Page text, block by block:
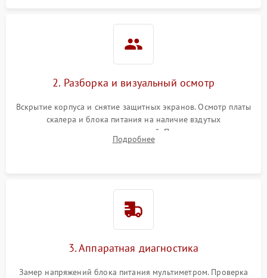
2. Разборка и визуальный осмотр
Вскрытие корпуса и снятие защитных экранов. Осмотр платы
скалера и блока питания на наличие вздутых
конденсаторов, прогаров, окислений. Проверка надежности
контактов и целостности шлейфов матрицы.
Подробнее
3. Аппаратная диагностика
Замер напряжений блока питания мультиметром. Проверка